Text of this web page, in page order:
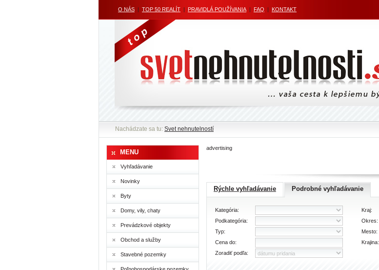
O NÁS | TOP 50 REALÍT | PRAVIDLÁ POUŽÍVANIA | FAQ | KONTAKT
Nachádzate sa tu: Svet nehnutelností
MENU
Vyhľadávanie
Novinky
Byty
Domy, vily, chaty
Prevádzkové objekty
Obchod a služby
Stavebné pozemky
advertising
Rýchle vyhľadávanie Podrobné vyhľadávanie
Kategória:
Podkategória:
Typ:
Cena do:
Zoradiť podľa:
Kraj:
Okres:
Mesto:
Krajina: